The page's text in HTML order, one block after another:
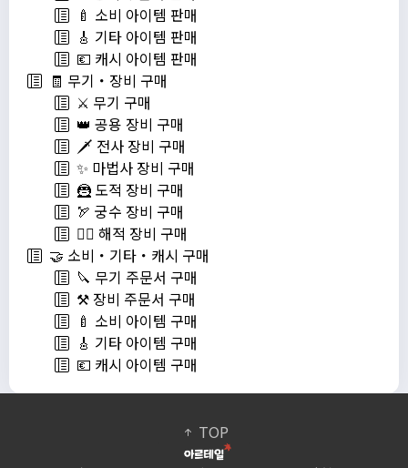
🍼 소비 아이템 판매
🎸 기타 아이템 판매
💶 캐시 아이템 판매
🧾 무기・장비 구매
⚔️ 무기 구매
👑 공용 장비 구매
🗡️ 전사 장비 구매
✨ 마법사 장비 구매
🦹 도적 장비 구매
🏹 궁수 장비 구매
🏴‍☠️ 해적 장비 구매
🤝 소비・기타・캐시 구매
🔪 무기 주문서 구매
⚒️ 장비 주문서 구매
🍼 소비 아이템 구매
🎸 기타 아이템 구매
💶 캐시 아이템 구매
TOP